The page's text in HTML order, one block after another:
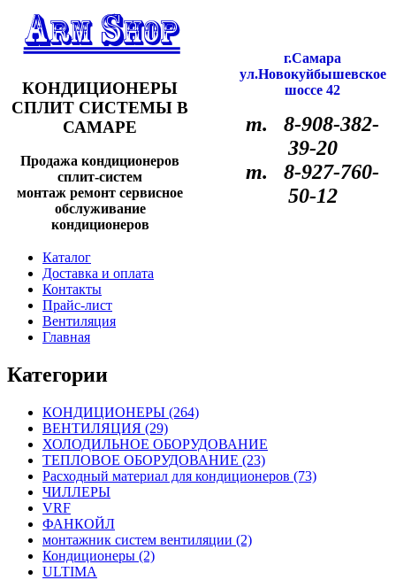
КОНДИЦИОНЕРЫ
СПЛИТ СИСТЕМЫ В
САМАРЕ
Продажа кондиционеров
сплит-систем
монтаж ремонт сервисное
обслуживание
кондиционеров
г.Самара
ул.Новокуйбышевское
шоссе 42
т. 8-908-382-
39-20
т. 8-927-760-
50-12
Каталог
Доставка и оплата
Контакты
Прайс-лист
Вентиляция
Главная
Категории
КОНДИЦИОНЕРЫ (264)
ВЕНТИЛЯЦИЯ (29)
ХОЛОДИЛЬНОЕ ОБОРУДОВАНИЕ
ТЕПЛОВОЕ ОБОРУДОВАНИЕ (23)
Расходный материал для кондиционеров (73)
ЧИЛЛЕРЫ
VRF
ФАНКОЙЛ
монтажник систем вентиляции (2)
Кондиционеры (2)
ULTIMA